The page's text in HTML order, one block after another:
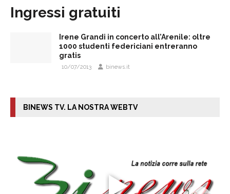
Ingressi gratuiti
Irene Grandi in concerto all’Arenile: oltre
1000 studenti federiciani entreranno
gratis
10/07/2013 binews.it
BINEWS TV. LA NOSTRA WEBTV